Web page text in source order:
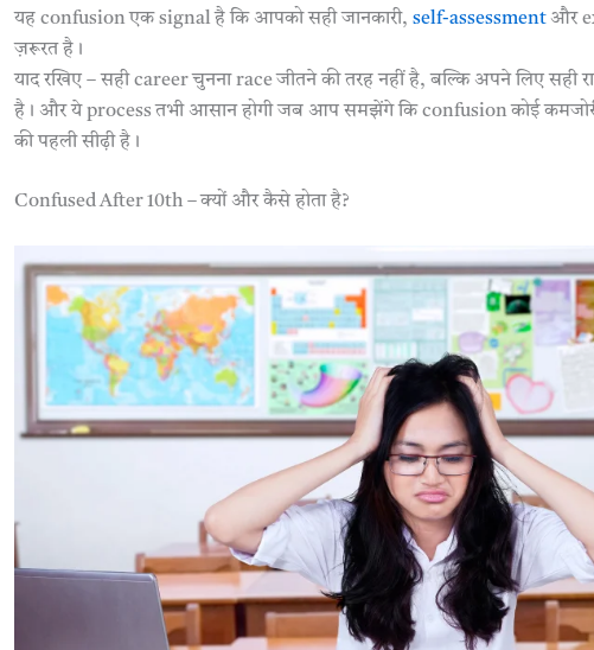
यह confusion एक signal है कि आपको सही जानकारी, self-assessmentऔर
ज़रूरत है।
याद रखिए – सही career चुनना race जीतने की तरह नहीं है, बल्कि अपने लिए सही
है। और ये process तभी आसान होगी जब आप समझेंगे कि confusion कोई
की पहली सीढ़ी है।
Confused After 10th – क्यों और कैसे होता है?